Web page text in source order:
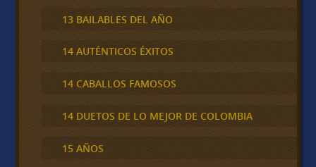
13 BAILABLES DEL AÑO
14 AUTÉNTICOS ÉXITOS
14 CABALLOS FAMOSOS
14 DUETOS DE LO MEJOR DE COLOMBIA
15 AÑOS